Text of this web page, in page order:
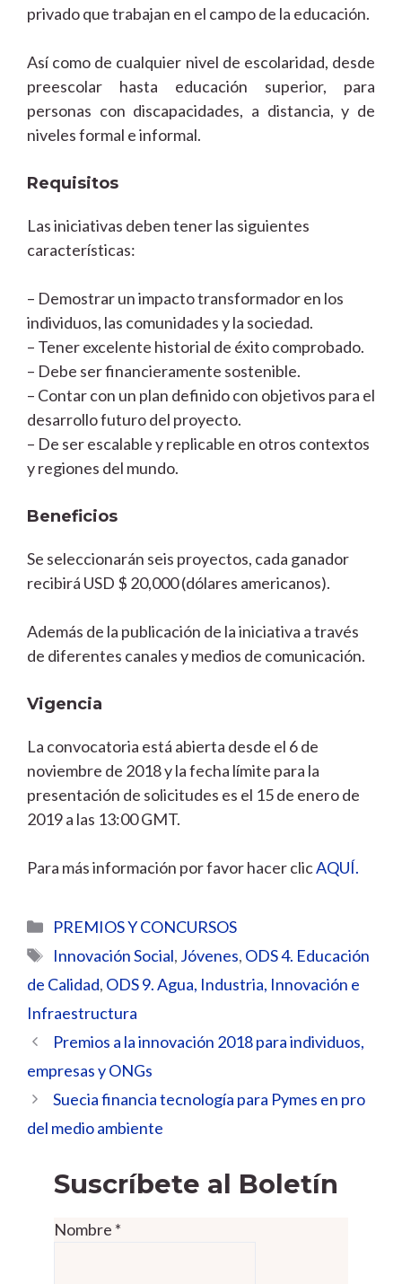
privado que trabajan en el campo de la educación.
Así como de cualquier nivel de escolaridad, desde
preescolar hasta educación superior, para
personas con discapacidades, a distancia, y de
niveles formal e informal.
Requisitos
Las iniciativas deben tener las siguientes
características:
– Demostrar un impacto transformador en los
individuos, las comunidades y la sociedad.
– Tener excelente historial de éxito comprobado.
– Debe ser financieramente sostenible.
– Contar con un plan definido con objetivos para el
desarrollo futuro del proyecto.
– De ser escalable y replicable en otros contextos
y regiones del mundo.
Beneficios
Se seleccionarán seis proyectos, cada ganador
recibirá USD $ 20,000 (dólares americanos).
Además de la publicación de la iniciativa a través
de diferentes canales y medios de comunicación.
Vigencia
La convocatoria está abierta desde el 6 de
noviembre de 2018 y la fecha límite para la
presentación de solicitudes es el 15 de enero de
2019 a las 13:00 GMT.
Para más información por favor hacer clicAQUÍ.
Categorías
PREMIOS Y CONCURSOS
Etiquetas
Innovación Social, Jóvenes, ODS 4. Educación
de Calidad, ODS 9. Agua, Industria, Innovación e
Infraestructura
Premios a la innovación 2018 para individuos,
empresas y ONGs
Suecia financia tecnología para Pymes en pro
del medio ambiente
Suscríbete al Boletín
Nombre *